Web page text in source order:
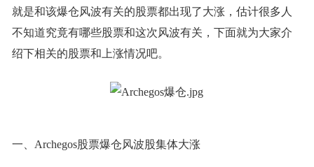
就是和该爆仓风波有关的股票都出现了大涨，估计很多人
不知道究竟有哪些股票和这次风波有关，下面就为大家介
绍下相关的股票和上涨情况吧。
一、Archegos股票爆仓风波股集体大涨